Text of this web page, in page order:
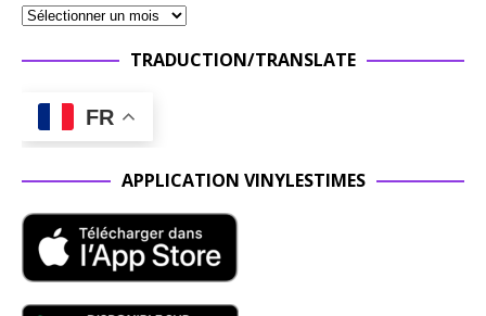
TRADUCTION/TRANSLATE
FR
APPLICATION VINYLESTIMES